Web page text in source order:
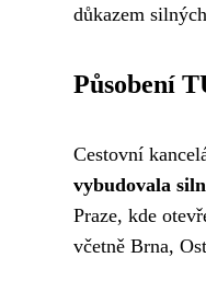
důkazem
Působení
Cestovní
vybudovala
Praze, kde
včetně Brna,